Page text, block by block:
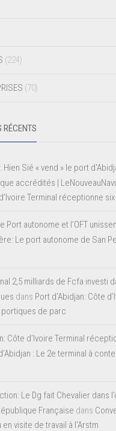
(224)
(70)
RÉCENTS
Hien Sié « vend » le port
accrédités |
Terminal réceptionne
Port autonome et l’OFT
Le port autonome de San
2,5 milliards de Fcfa investi
dans Port d’Abidjan: Côte
de parc
Côte d’Ivoire Terminal
: Le 2e terminal à
Le Dg fait Chevalier dans
Française dans
visite de travail à l’Arstm